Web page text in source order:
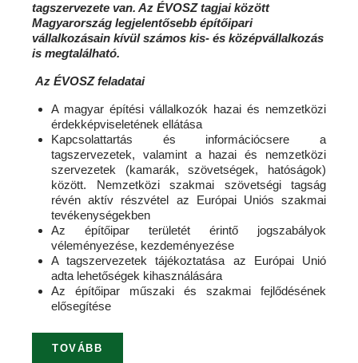
tagszervezete van. Az ÉVOSZ tagjai között
Magyarország legjelentősebb építőipari
vállalkozásain kívül számos kis- és középvállalkozás
is megtalálható.
Az ÉVOSZ feladatai
A magyar építési vállalkozók hazai és nemzetközi
érdekképviseletének ellátása
Kapcsolattartás és információcsere a
tagszervezetek, valamint a hazai és nemzetközi
szervezetek (kamarák, szövetségek, hatóságok)
között. Nemzetközi szakmai szövetségi tagság
révén aktív részvétel az Európai Uniós szakmai
tevékenységekben
Az építőipar területét érintő jogszabályok
véleményezése, kezdeményezése
A tagszervezetek tájékoztatása az Európai Unió
adta lehetőségek kihasználására
Az építőipar műszaki és szakmai fejlődésének
elősegítése
TOVÁBB